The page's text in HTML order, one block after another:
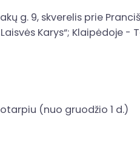
g. 9, skverelis prie
Karys“; Klaipėdoje -
(nuo gruodžio 1 d.)